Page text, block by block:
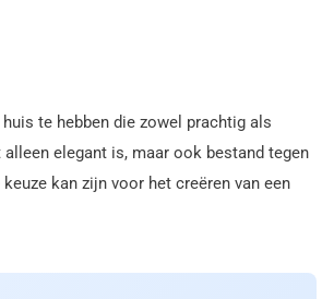
te hebben die zowel prachtig als
elegant is, maar ook bestand tegen
kan zijn voor het creëren van een